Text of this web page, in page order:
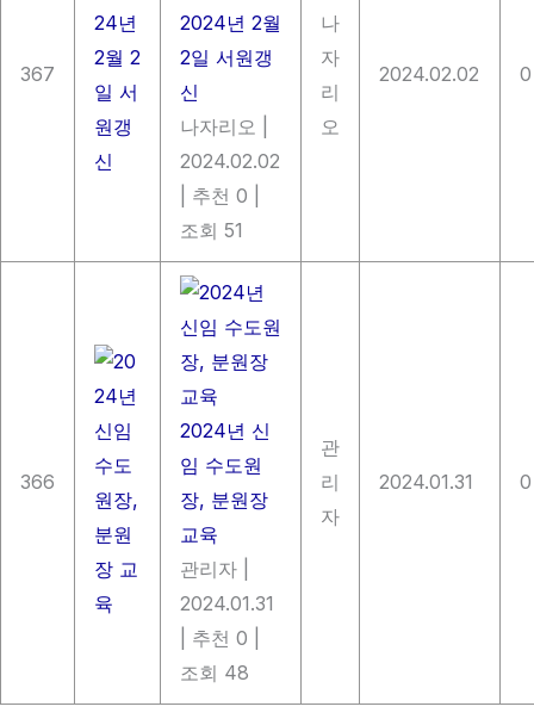
367
2024년 2월
2일 서원갱
신
나자리오
2024.02.02
추천 0
조회 51
나
자
리
오
2024.02.02 0
366
2024년 신
임 수도원
장, 분원장
교육
관리자
2024.01.31
추천 0
조회 48
관
리
자
2024.01.31 0